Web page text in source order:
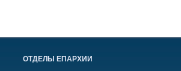
ОТДЕЛЫ ЕПАРХИИ